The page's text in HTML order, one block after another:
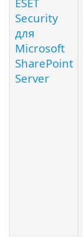
Security
для
Microsoft
SharePoint
Server